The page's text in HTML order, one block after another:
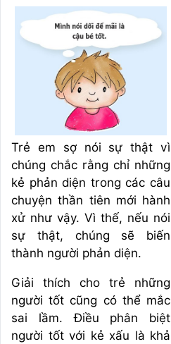
Trẻ em sợ nói sự thật vì
chúng chắc rằng chỉ những
kẻ phản diện trong các câu
chuyện thần tiên mới hành
xử như vậy. Vì thế, nếu nói
sự thật, chúng sẽ biến
thành người phản diện.
Giải thích cho trẻ những
người tốt cũng có thể mắc
sai lầm. Điều phân biệt
người tốt với kẻ xấu là khả